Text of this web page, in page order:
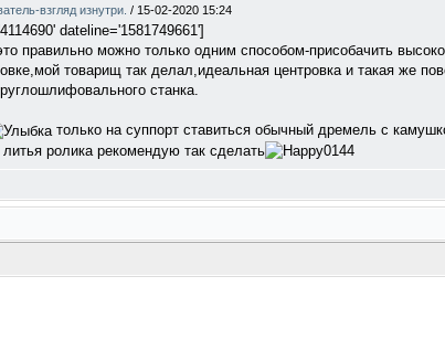
взгляд изнутри. / 15-02-2020 15:24
dateline='1581749661']
правильно можно только одним способом-присобачить
товарищ так делал,идеальная центровка и такая же
станка.
только на суппорт ставиться обычный дремель с
ролика рекомендую так сделать